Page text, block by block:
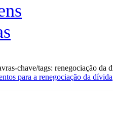
chave/tags: renegociação da
para a renegociação da dívida